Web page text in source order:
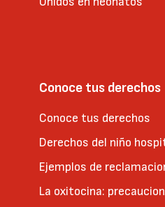
Conoce tus derechos
Conoce tus derechos
Derechos del niño
Ejemplos de
La oxitocina: